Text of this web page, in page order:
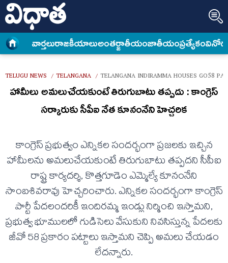
వార్త‌లురాజకీయాలుఅంత‌ర్జాతీయంజాతీయంప్రత్యేకం
TELUGU NEWS / TELANGANA / TELANGANA INDIRAMMA HOUSES GO58
హామీలు అమలుచేయకుంటే తిరుగుబాటు తప్పదు : కాంగ్రెస్
సర్కారుకు సీపీఐ నేత కూనంనేని హెచ్చరిక
కాంగ్రెస్ ప్రభుత్వం ఎన్నికల సందర్భంగా ప్రజలకు ఇచ్చిన
హామీలను అమలుచేయకుంటే తిరుగుబాటు తప్పదని సీపీఐ
రాష్ట్ర కార్యదర్శి, కొత్తగూడెం ఎమ్మెల్యే కూనంనేని
సాంబశివరావు హెచ్చరించారు. ఎన్నికల సందర్భంగా కాంగ్రెస్
పార్టీ పేదలందరికీ ఇందిరమ్మ ఇండ్లు నిర్మించి ఇస్తామని,
ప్రభుత్వ భూములలో గుడిసెలు వేసుకుని నివసిస్తున్న పేదలకు
జీవో 58 ప్రకారం పట్టాలు ఇస్తామని చెప్పి అమలు చేయడం
లేదన్నారు.